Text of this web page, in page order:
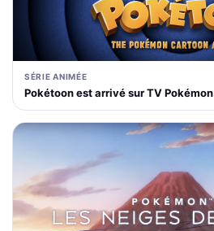
SÉRIE ANIMÉE
Pokétoon est arrivé sur TV Pokémon